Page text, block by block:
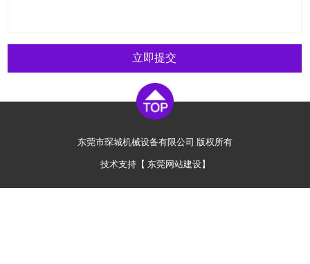
立即提交
东莞市琛城机械设备有限公司 版权所有
技术支持【 东莞网站建设】